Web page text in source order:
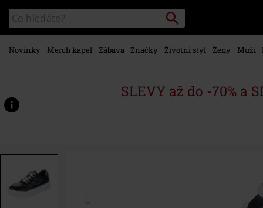
hlavnímu
obsahu
Katalog
vyhledávání
Vyhledávání
Novinky Merch kapel Zábava Značky Životní styl Ženy Muži
SLEVY až do -70% a
www.emp-
p/sansa-
538712.html